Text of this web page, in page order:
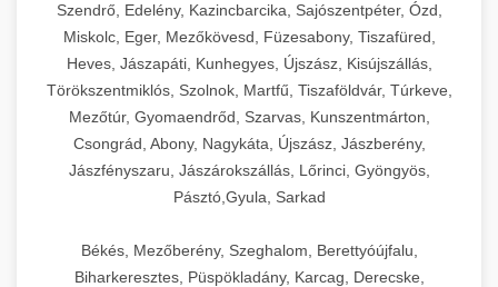
chef-iparikonyhagepek.hu
kereskedelmi sajtreszelő
Teljes körű nagykonyhai berendezések és
professzionális vendéglátóipari kellékek.
Minden, ami szükséges éttermi és catering
műveletekhez.
chef-iparikonyhagepek.hu
kereskedelmi konyhai megoldások
Szendrő, Edelény, Kazincbarcika, Sajószentpéter, Ózd,
Miskolc, Eger, Mezőkövesd, Füzesabony, Tiszafüred,
Heves, Jászapáti, Kunhegyes, Újszász, Kisújszállás,
Törökszentmiklós, Szolnok, Martfű, Tiszaföldvár, Túrkeve,
Mezőtúr, Gyomaendrőd, Szarvas, Kunszentmárton,
Csongrád, Abony, Nagykáta, Újszász, Jászberény,
Jászfényszaru, Jászárokszállás, Lőrinci, Gyöngyös,
Pásztó,Gyula, Sarkad
Békés, Mezőberény, Szeghalom, Berettyóújfalu,
Biharkeresztes, Püspökladány, Karcag, Derecske,